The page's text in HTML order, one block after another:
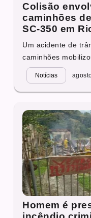
Colisão
caminhões
SC-350 em
Um acidente de
caminhões
Notícias
Homem é